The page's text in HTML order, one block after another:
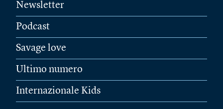
Newsletter
Podcast
Savage love
Ultimo numero
Internazionale Kids